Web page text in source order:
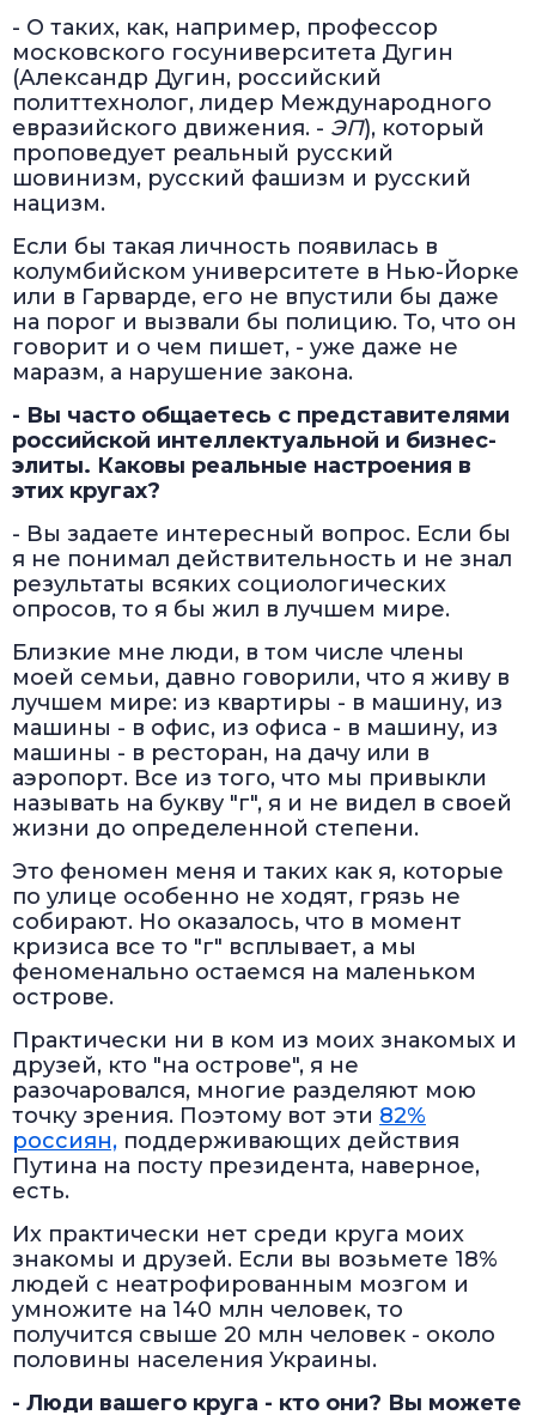
- О таких, как, например, профессор
московского госуниверситета Дугин
(Александр Дугин, российский
политтехнолог, лидер Международного
евразийского движения. - ЭП), который
проповедует реальный русский
шовинизм, русский фашизм и русский
нацизм.
Если бы такая личность появилась в
колумбийском университете в Нью-Йорке
или в Гарварде, его не впустили бы даже
на порог и вызвали бы полицию. То, что он
говорит и о чем пишет, - уже даже не
маразм, а нарушение закона.
- Вы часто общаетесь с представителями
российской интеллектуальной и бизнес-
элиты. Каковы реальные настроения в
этих кругах?
- Вы задаете интересный вопрос. Если бы
я не понимал действительность и не знал
результаты всяких социологических
опросов, то я бы жил в лучшем мире.
Близкие мне люди, в том числе члены
моей семьи, давно говорили, что я живу в
лучшем мире: из квартиры - в машину, из
машины - в офис, из офиса - в машину, из
машины - в ресторан, на дачу или в
аэропорт. Все из того, что мы привыкли
называть на букву "г", я и не видел в своей
жизни до определенной степени.
Это феномен меня и таких как я, которые
по улице особенно не ходят, грязь не
собирают. Но оказалось, что в момент
кризиса все то "г" всплывает, а мы
феноменально остаемся на маленьком
острове.
Практически ни в ком из моих знакомых и
друзей, кто "на острове", я не
разочаровался, многие разделяют мою
точку зрения. Поэтому вот эти 82%
россиян, поддерживающих действия
Путина на посту президента, наверное,
есть.
Их практически нет среди круга моих
знакомы и друзей. Если вы возьмете 18%
людей с неатрофированным мозгом и
умножите на 140 млн человек, то
получится свыше 20 млн человек - около
половины населения Украины.
- Люди вашего круга - кто они? Вы можете